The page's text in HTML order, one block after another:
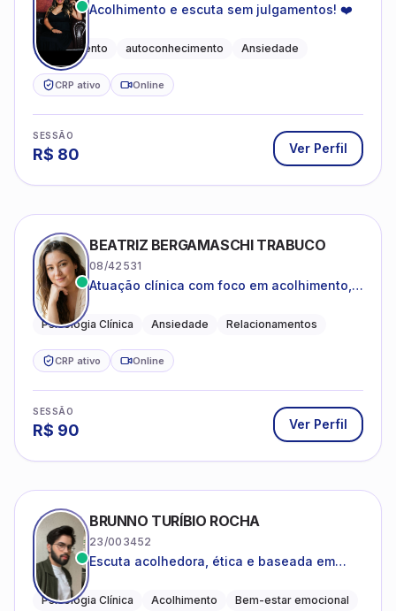
Acolhimento e escuta sem julgamentos! ❤️
Acolhimento autoconhecimento Ansiedade
CRP ativo Online
SESSÃO
R$ 80 Ver Perfil
BEATRIZ BERGAMASCHI TRABUCO
08/42531
Atuação clínica com foco em acolhimento,
Psicologia Clínica Ansiedade Relacionamentos
CRP ativo Online
SESSÃO
R$ 90 Ver Perfil
BRUNNO TURÍBIO ROCHA
23/003452
Escuta acolhedora, ética e baseada em
Psicologia Clínica Acolhimento Bem-estar emocional